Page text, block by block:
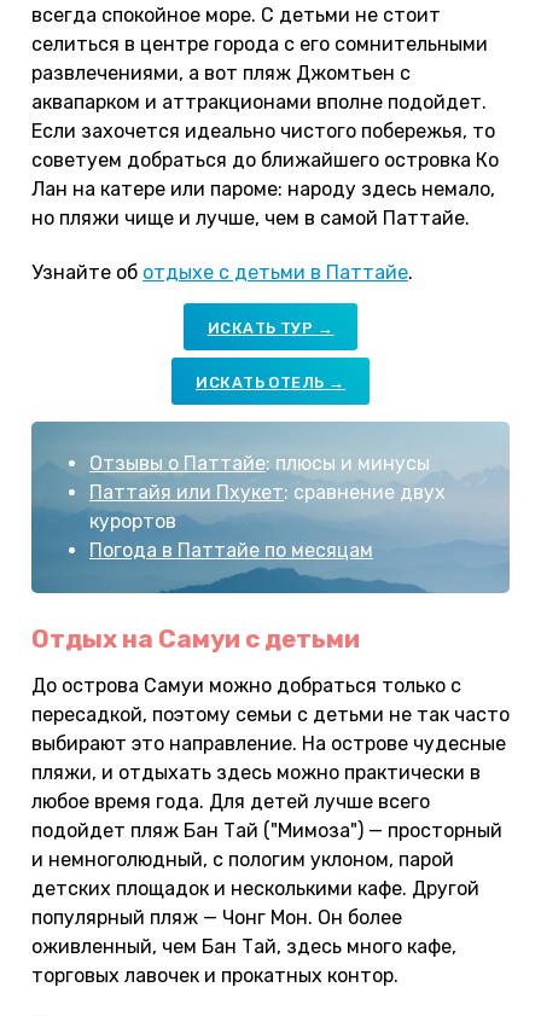
всегда спокойное море. С детьми не стоит
селиться в центре города с его сомнительными
развлечениями, а вот пляж Джомтьен с
аквапарком и аттракционами вполне подойдет.
Если захочется идеально чистого побережья, то
советуем добраться до ближайшего островка Ко
Лан на катере или пароме: народу здесь немало,
но пляжи чище и лучше, чем в самой Паттайе.
Узнайте об отдыхе с детьми в Паттайе.
ИСКАТЬ ТУР →
ИСКАТЬ ОТЕЛЬ →
Отзывы о Паттайе: плюсы и минусы
Паттайя или Пхукет: сравнение двух
курортов
Погода в Паттайе по месяцам
Отдых на Самуи с детьми
До острова Самуи можно добраться только с
пересадкой, поэтому семьи с детьми не так часто
выбирают это направление. На острове чудесные
пляжи, и отдыхать здесь можно практически в
любое время года. Для детей лучше всего
подойдет пляж Бан Тай ("Мимоза") — просторный
и немноголюдный, с пологим уклоном, парой
детских площадок и несколькими кафе. Другой
популярный пляж — Чонг Мон. Он более
оживленный, чем Бан Тай, здесь много кафе,
торговых лавочек и прокатных контор.